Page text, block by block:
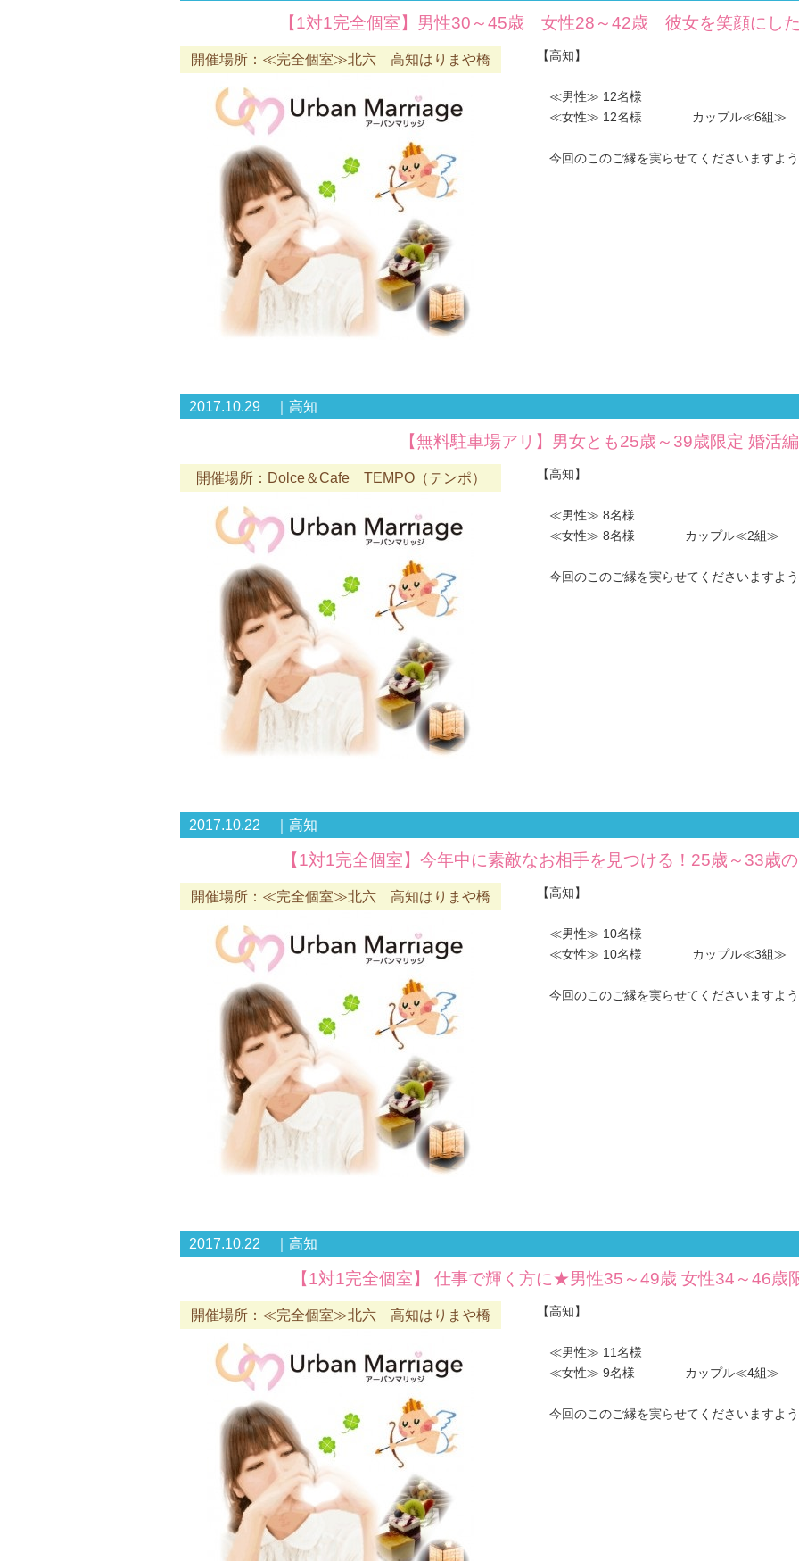
【1対1完全個室】男性30～45歳 女性28～42歳 彼女を笑顔にし
開催場所：≪完全個室≫北六 高知はりまや橋 【高知】
≪男性≫ 12名様
≪女性≫ 12名様 カップル≪6組≫
今回のこのご縁を実らせてくださいますよ
2017.10.29 ｜高知
【無料駐車場アリ】男女とも25歳～39歳限定 婚活編
開催場所：Dolce＆Cafe TEMPO（テンポ） 【高知】
≪男性≫ 8名様
≪女性≫ 8名様 カップル≪2組≫
今回のこのご縁を実らせてくださいますよ
2017.10.22 ｜高知
【1対1完全個室】今年中に素敵なお相手を見つける！25歳～33歳
開催場所：≪完全個室≫北六 高知はりまや橋 【高知】
≪男性≫ 10名様
≪女性≫ 10名様 カップル≪3組≫
今回のこのご縁を実らせてくださいますよ
2017.10.22 ｜高知
【1対1完全個室】 仕事で輝く方に★男性35～49歳 女性34～46歳
開催場所：≪完全個室≫北六 高知はりまや橋 【高知】
≪男性≫ 11名様
≪女性≫ 9名様 カップル≪4組≫
今回のこのご縁を実らせてくださいますよ